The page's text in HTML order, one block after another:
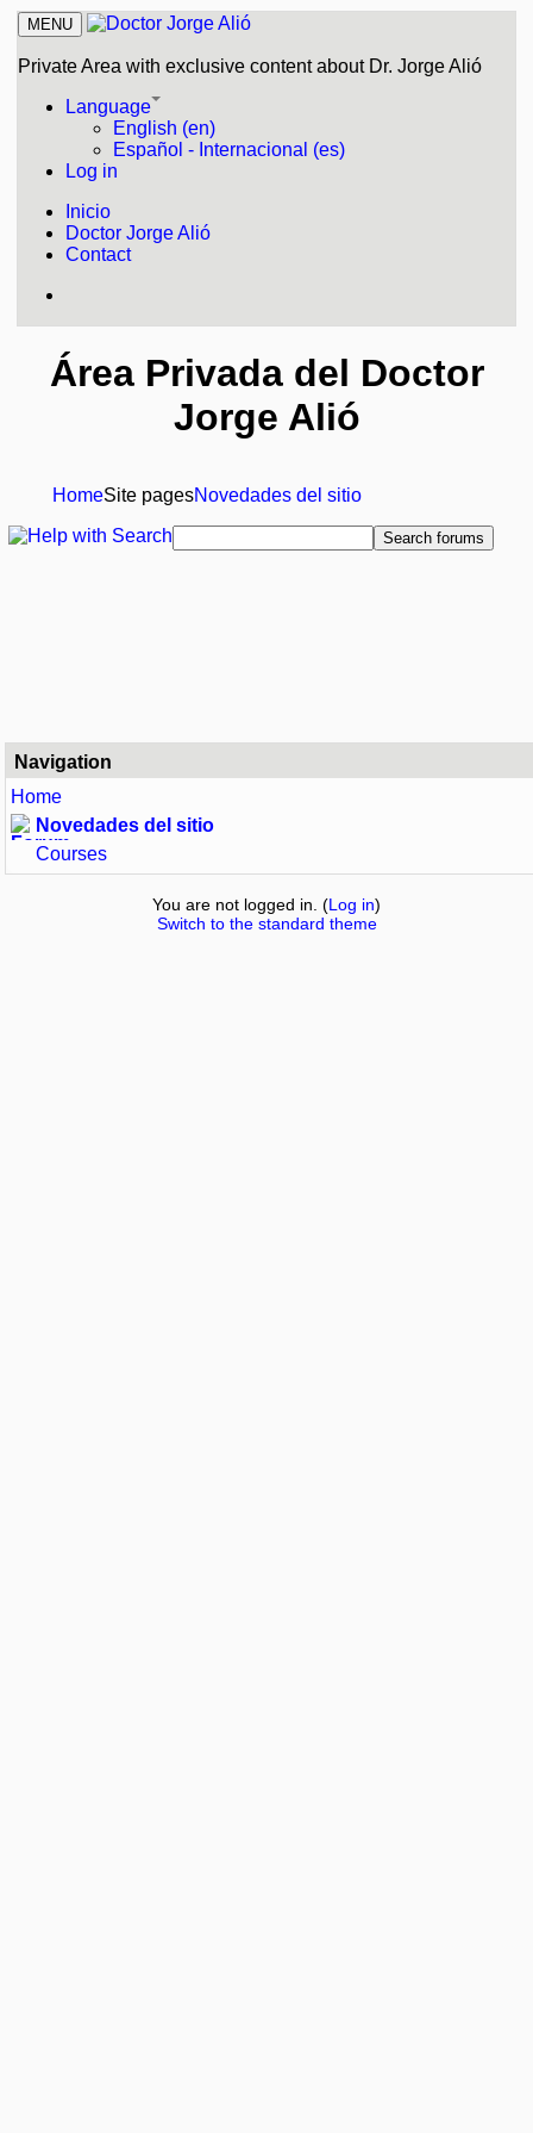
MENU
Private Area with exclusive content about Dr. Jorge Alió
Language
English (en)
Español - Internacional (es)
Log in
Inicio
Doctor Jorge Alió
Contact
Área Privada del Doctor
Jorge Alió
HomeSite pagesNovedades del sitio
Navigation
Home
Novedades del sitio
Courses
You are not logged in. (Log in)
Switch to the standard theme